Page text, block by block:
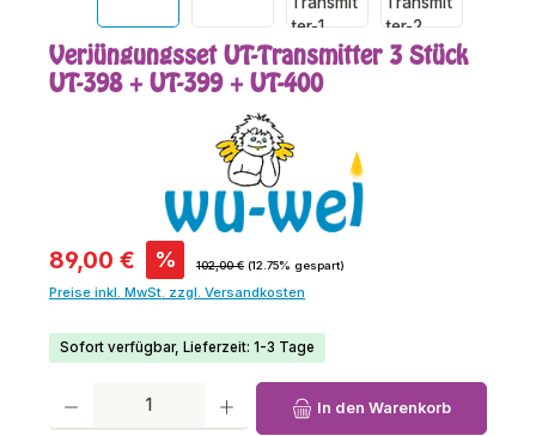
Verjüngungsset UT-Transmitter 3 Stück
UT-398 + UT-399 + UT-400
Verkaufspreis:
89,00 € % Regulärer Preis:
102,00 € (12.75% gespart)
Preise inkl. MwSt. zzgl. Versandkosten
Sofort verfügbar, Lieferzeit: 1-3 Tage
Produkt Anzahl: Gib den gewünschten Wert ein oder benutze die
In den Warenkorb